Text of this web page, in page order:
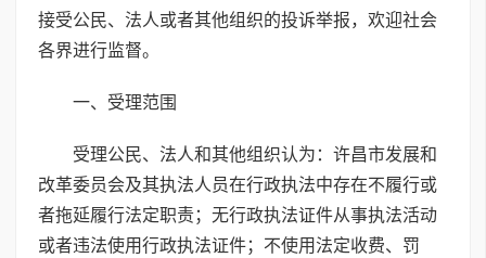
接受公民、法人或者其他组织的投诉举报，欢迎社会
各界进行监督。
一、受理范围
受理公民、法人和其他组织认为：许昌市发展和
改革委员会及其执法人员在行政执法中存在不履行或
者拖延履行法定职责；无行政执法证件从事执法活动
或者违法使用行政执法证件；不使用法定收费、罚